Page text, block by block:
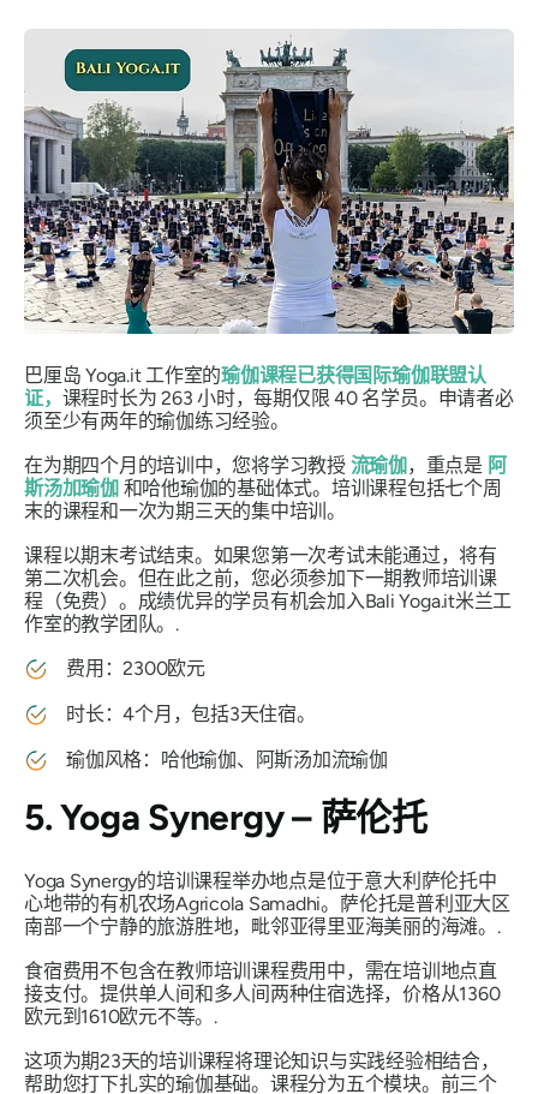
巴厘岛 Yoga.it 工作室的瑜伽课程已获得国际瑜伽联盟认
证， 课程时长为 263 小时，每期仅限 40 名学员。申请者必
须至少有两年的瑜伽练习经验。
在为期四个月的培训中，您将学习教授 流瑜伽，重点是 阿
斯汤加瑜伽和哈他瑜伽的基础体式。培训课程包括七个周
末的课程和一次为期三天的集中培训。
课程以期末考试结束。如果您第一次考试未能通过，将有
第二次机会。但在此之前，您必须参加下一期教师培训课
程（免费）。成绩优异的学员有机会加入Bali Yoga.it米兰工
作室的教学团队。.
费用：2300欧元
时长：4个月，包括3天住宿。
瑜伽风格：哈他瑜伽、阿斯汤加流瑜伽
5. Yoga Synergy – 萨伦托
Yoga Synergy的培训课程举办地点是位于意大利萨伦托中
心地带的有机农场Agricola Samadhi。萨伦托是普利亚大区
南部一个宁静的旅游胜地，毗邻亚得里亚海美丽的海滩。.
食宿费用不包含在教师培训课程费用中，需在培训地点直
接支付。提供单人间和多人间两种住宿选择，价格从1360
欧元到1610欧元不等。.
这项为期23天的培训课程将理论知识与实践经验相结合，
帮助您打下扎实的瑜伽基础。课程分为五个模块。前三个